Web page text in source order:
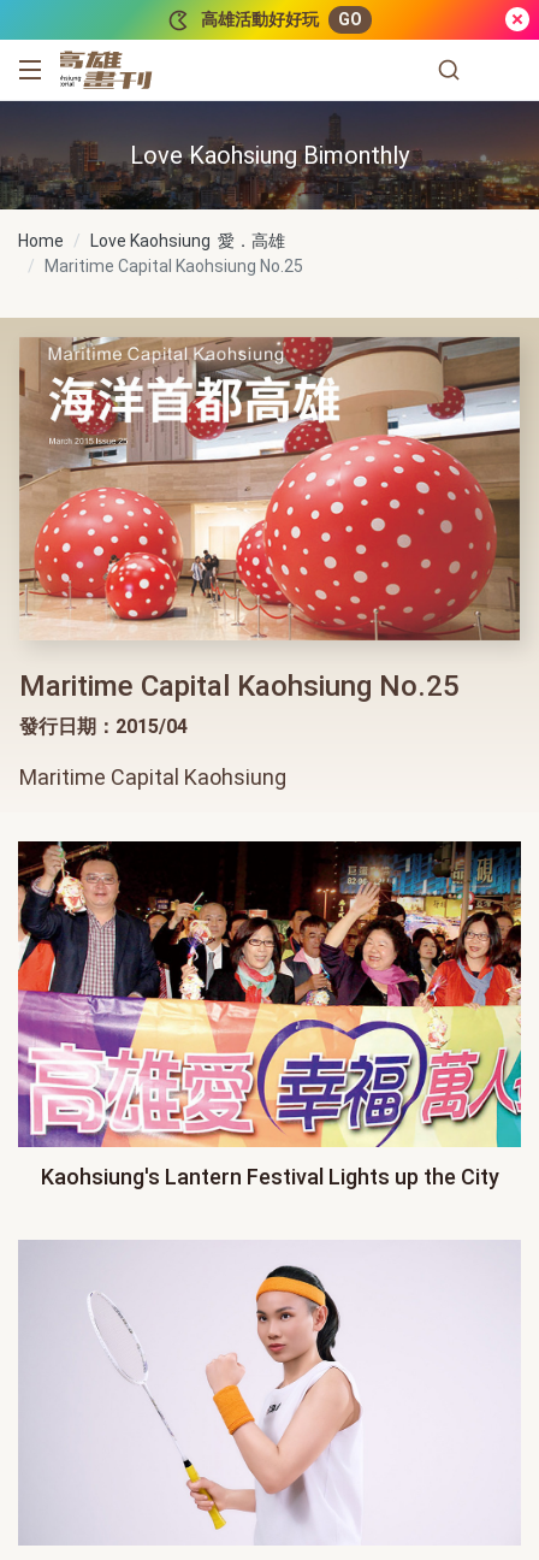
高雄活動好好玩 GO
高雄畫刊
Love Kaohsiung Bimonthly
Home
Love Kaohsiung 愛．高雄
Maritime Capital Kaohsiung No.25
Maritime Capital Kaohsiung No.25
發行日期：2015/04
Maritime Capital Kaohsiung
Kaohsiung's Lantern Festival Lights up the City